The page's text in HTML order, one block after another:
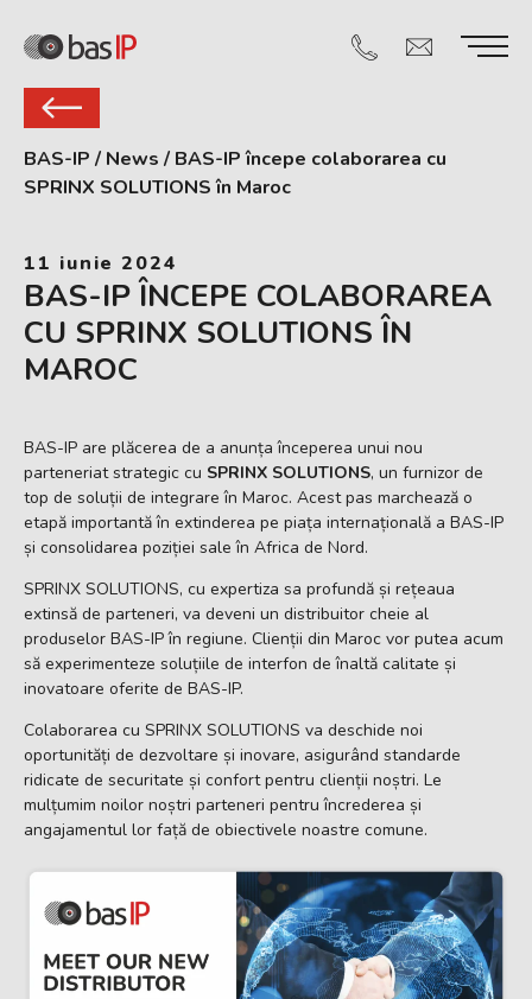
BAS-IP / News / BAS-IP începe colaborarea cu
SPRINX SOLUTIONS în Maroc
11 iunie 2024
BAS-IP ÎNCEPE COLABORAREA
CU SPRINX SOLUTIONS ÎN
MAROC
BAS-IP are plăcerea de a anunța începerea unui nou
parteneriat strategic cu SPRINX SOLUTIONS, un furnizor de
top de soluții de integrare în Maroc. Acest pas marchează o
etapă importantă în extinderea pe piața internațională a BAS-IP
și consolidarea poziției sale în Africa de Nord.
SPRINX SOLUTIONS, cu expertiza sa profundă și rețeaua
extinsă de parteneri, va deveni un distribuitor cheie al
produselor BAS-IP în regiune. Clienții din Maroc vor putea acum
să experimenteze soluțiile de interfon de înaltă calitate și
inovatoare oferite de BAS-IP.
Colaborarea cu SPRINX SOLUTIONS va deschide noi
oportunități de dezvoltare și inovare, asigurând standarde
ridicate de securitate și confort pentru clienții noștri. Le
mulțumim noilor noștri parteneri pentru încrederea și
angajamentul lor față de obiectivele noastre comune.